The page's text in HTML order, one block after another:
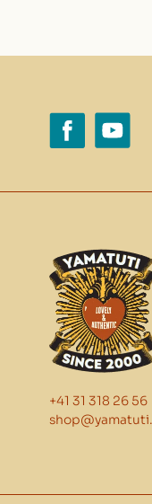
+41 31 318 26 56